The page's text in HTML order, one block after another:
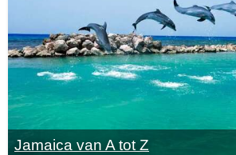
Jamaica van A tot Z